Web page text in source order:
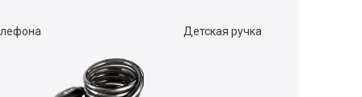
Детская ручка